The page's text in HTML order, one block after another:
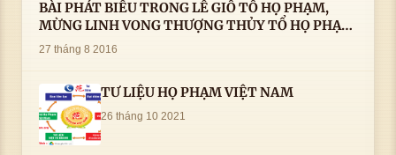
BÀI PHÁT BIỂU TRONG LÊ GIỖ TỔ HỌ PHẠM,
MỪNG LINH VONG THƯỢNG THỦY TỔ HỌ PHẠM
AN VỊ TAI CÀ MAU- ( 22/8/2016) CỦA LS.TS.NV.
27 tháng 8 2016
TƯ LIỆU HỌ PHẠM VIỆT NAM
26 tháng 10 2021